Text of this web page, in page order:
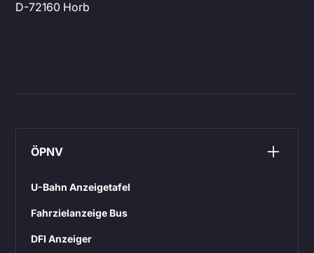
D-72160 Horb
ÖPNV
U-Bahn Anzeigetafel
Fahrzielanzeige Bus
DFI Anzeiger